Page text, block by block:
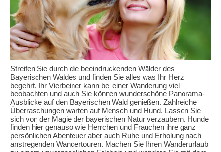
Streifen Sie durch die beeindruckenden Wälder des
Bayerischen Waldes und finden Sie alles was Ihr Herz
begehrt. Ihr Vierbeiner kann bei einer Wanderung viel
beobachten und auch Sie können wunderschöne Panorama-
Ausblicke auf den Bayerischen Wald genießen. Zahlreiche
Überraschungen warten auf Mensch und Hund. Lassen Sie
sich von der Magie der bayerischen Natur verzaubern. Hunde
finden hier genauso wie Herrchen und Frauchen ihre ganz
persönlichen Abenteuer aber auch Ruhe und Erholung nach
anstregenden Wandertouren. Machen Sie Ihren Wanderurlaub